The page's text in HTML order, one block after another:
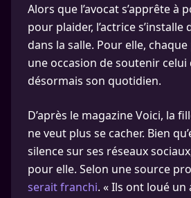
Alors que l’avocat s’apprête à
pour plaider, l’actrice
dans la salle. Pour elle,
une occasion de soutenir
désormais son quotidien.
D’après le magazine Voici, la
ne veut plus se cacher. Bien
silence sur ses réseaux
pour elle. Selon une source
serait franchi. « Ils ont loué